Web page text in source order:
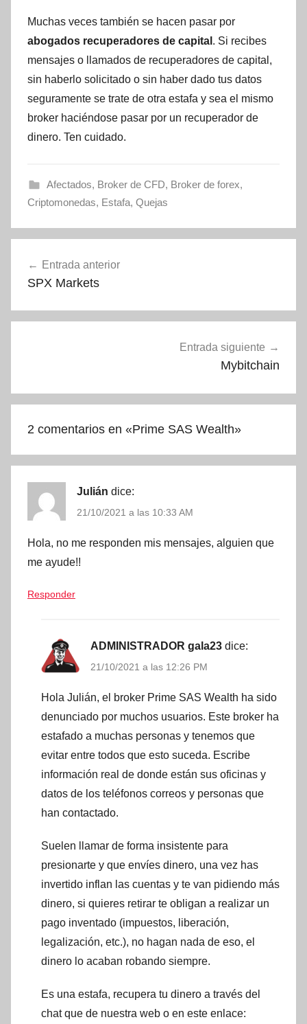
Muchas veces también se hacen pasar por
abogados recuperadores de capital . Si recibes
mensajes o llamados de recuperadores de capital,
sin haberlo solicitado o sin haber dado tus datos
seguramente se trate de otra estafa y sea el mismo
broker haciéndose pasar por un recuperador de
dinero. Ten cuidado.
Afectados, Broker de CFD, Broker de forex,
Criptomonedas, Estafa, Quejas
de
Entrada anterior
SPX Markets
Entrada siguiente
Mybitchain
2 comentarios en «Prime SAS Wealth»
Julián dice:
21/10/2021 a las 10:33 AM
Hola, no me responden mis mensajes, alguien que
me ayude!!
Responder
ADMINISTRADOR gala23 dice:
21/10/2021 a las 12:26 PM
Hola Julián, el broker Prime SAS Wealth ha sido
denunciado por muchos usuarios. Este broker ha
estafado a muchas personas y tenemos que
evitar entre todos que esto suceda. Escribe
información real de donde están sus oficinas y
datos de los teléfonos correos y personas que
han contactado.
Suelen llamar de forma insistente para
presionarte y que envíes dinero, una vez has
invertido inflan las cuentas y te van pidiendo más
dinero, si quieres retirar te obligan a realizar un
pago inventado (impuestos, liberación,
legalización, etc.), no hagan nada de eso, el
dinero lo acaban robando siempre.
Es una estafa, recupera tu dinero a través del
chat que de nuestra web o en este enlace: